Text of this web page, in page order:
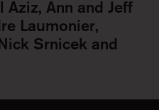
Aziz, Ann and Jeff
Laumonier,
Srnicek and